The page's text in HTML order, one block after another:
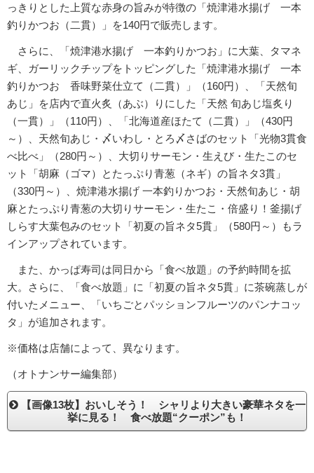
っきりとした上質な赤身の旨みが特徴の「焼津港水揚げ 一本
釣りかつお（二貫）」を140円で販売します。
さらに、「焼津港水揚げ 一本釣りかつお」に大葉、タマネ
ギ、ガーリックチップをトッピングした「焼津港水揚げ 一本
釣りかつお 香味野菜仕立て（二貫）」（160円）、「天然旬
あじ」を店内で直火炙（あぶ）りにした「天然 旬あじ塩炙り
（一貫）」（110円）、「北海道産ほたて（二貫）」（430円
～）、天然旬あじ・〆いわし・とろ〆さばのセット「光物3貫食
べ比べ」（280円～）、大切りサーモン・生えび・生たこのセ
ット「胡麻（ゴマ）とたっぷり青葱（ネギ）の旨ネタ3貫」
（330円～）、焼津港水揚げ 一本釣りかつお・天然旬あじ・胡
麻とたっぷり青葱の大切りサーモン・生たこ・倍盛り！釜揚げ
しらす大葉包みのセット「初夏の旨ネタ5貫」（580円～）もラ
インアップされています。
また、かっぱ寿司は同日から「食べ放題」の予約時間を拡
大。さらに、「食べ放題」に「初夏の旨ネタ5貫」に茶碗蒸しが
付いたメニュー、「いちごとパッションフルーツのパンナコッ
タ」が追加されます。
※価格は店舗によって、異なります。
（オトナンサー編集部）
【画像13枚】おいしそう！ シャリより大きい豪華ネタを一
挙に見る！ 食べ放題“クーポン”も！